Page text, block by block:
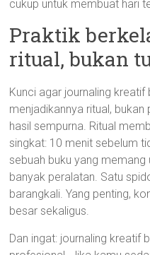
cukup untuk membuat hari
Praktik
ritual, bukan
Kunci agar journaling kreatif
menjadikannya ritual,
hasil sempurna. Ritual
singkat: 10 menit sebelum
sebuah buku yang memang
banyak peralatan. Satu
barangkali. Yang penting,
besar sekaligus.
Dan ingat: journaling kreatif